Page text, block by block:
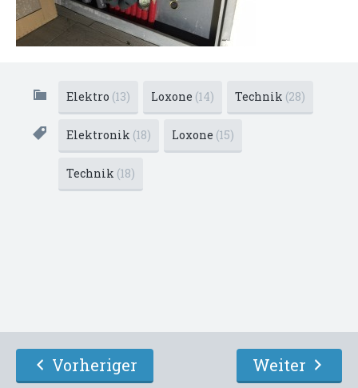
Elektro (13) Loxone (14) Technik (28)
Elektronik (18) Loxone (15)
Technik (18)
Vorheriger Weiter